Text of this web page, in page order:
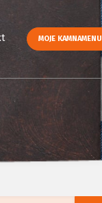
MOJE KAMNAMENU